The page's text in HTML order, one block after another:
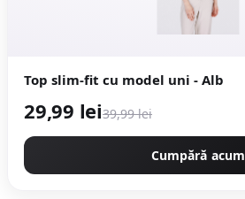
Top slim-fit cu model uni - Alb
29,99 lei39,99 lei
Cumpără acum